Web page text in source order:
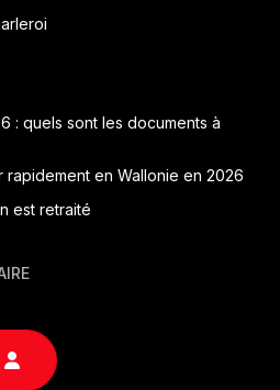
: quels sont les documents à
rapidement en Wallonie en 2026
est retraité